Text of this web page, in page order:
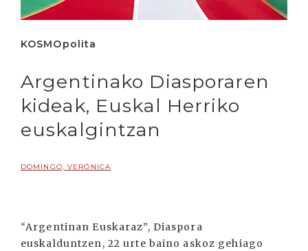
KOSMOpolita
Argentinako Diasporaren
kideak, Euskal Herriko
euskalgintzan
DOMINGO, VERÓNICA
“Argentinan Euskaraz”, Diaspora
euskalduntzen, 22 urte baino askoz gehiago